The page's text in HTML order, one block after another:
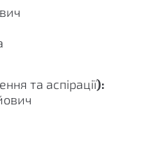
та аспірації):